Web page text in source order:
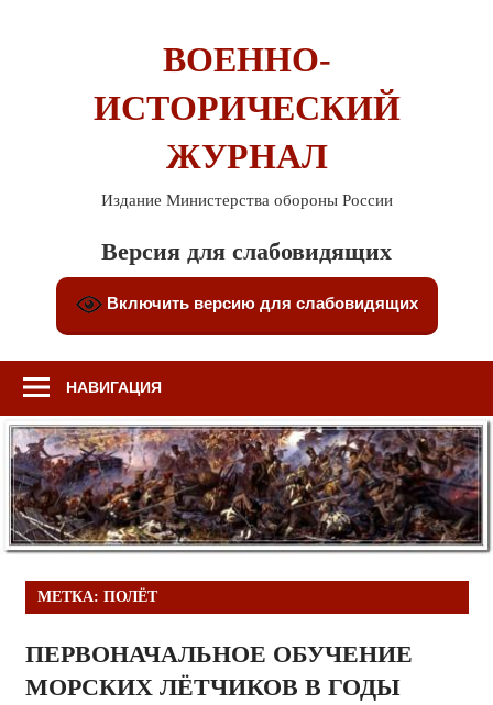
ВОЕННО-
ИСТОРИЧЕСКИЙ
ЖУРНАЛ
Издание Министерства обороны России
Версия для слабовидящих
Включить версию для слабовидящих
НАВИГАЦИЯ
МЕТКА: ПОЛЁТ
ПЕРВОНАЧАЛЬНОЕ ОБУЧЕНИЕ
МОРСКИХ ЛЁТЧИКОВ В ГОДЫ